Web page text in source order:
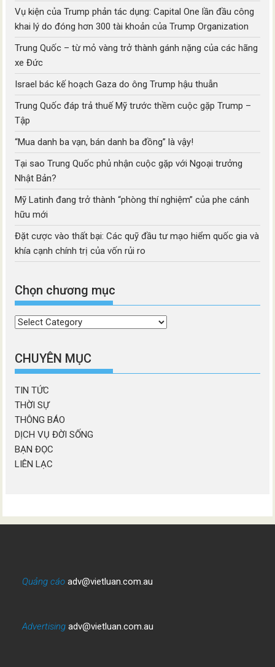
Vụ kiện của Trump phản tác dụng: Capital One lần đầu công
khai lý do đóng hơn 300 tài khoản của Trump Organization
Trung Quốc – từ mỏ vàng trở thành gánh nặng của các hãng
xe Đức
Israel bác kế hoạch Gaza do ông Trump hậu thuẫn
Trung Quốc đáp trả thuế Mỹ trước thềm cuộc gặp Trump –
Tập
“Mua danh ba vạn, bán danh ba đồng” là vậy!
Tại sao Trung Quốc phủ nhận cuộc gặp với Ngoại trưởng
Nhật Bản?
Mỹ Latinh đang trở thành “phòng thí nghiệm” của phe cánh
hữu mới
Đặt cược vào thất bại: Các quỹ đầu tư mạo hiểm quốc gia và
khía cạnh chính trị của vốn rủi ro
Chọn chương mục
Chọn
mục
CHUYÊN MỤC
TIN TỨC
THỜI SỰ
THÔNG BÁO
DỊCH VỤ ĐỜI SỐNG
BẠN ĐỌC
LIÊN LẠC
Quảng cáo adv@vietluan.com.au
Advertising adv@vietluan.com.au